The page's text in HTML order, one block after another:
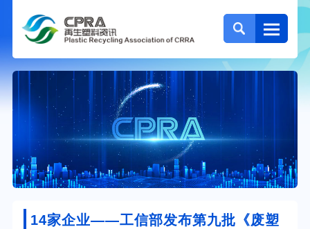
14家企业——工信部发布第九批《废塑